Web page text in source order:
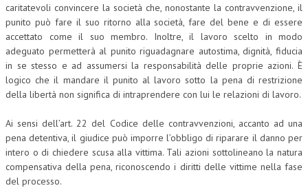
caritatevoli convincere la società che, nonostante la contravvenzione, il
punito può fare il suo ritorno alla società, fare del bene e di essere
accettato come il suo membro. Inoltre, il lavoro scelto in modo
adeguato permetterà al punito riguadagnare autostima, dignità, fiducia
in se stesso e ad assumersi la responsabilità delle proprie azioni. È
logico che il mandare il punito al lavoro sotto la pena di restrizione
della libertà non significa di intraprendere con lui le relazioni di lavoro.
Ai sensi dell’art. 22 del Codice delle contravvenzioni, accanto ad una
pena detentiva, il giudice può imporre l’obbligo di riparare il danno per
intero o di chiedere scusa alla vittima. Tali azioni sottolineano la natura
compensativa della pena, riconoscendo i diritti delle vittime nella fase
del processo.